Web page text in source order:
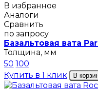
В избранное
Аналоги
Сравнить
по запросу
Базальтовая вата
Толщина, мм
50 100
Купить в 1 клик
В